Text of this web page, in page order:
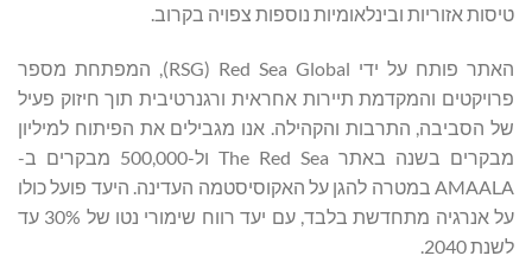
טיסות אזוריות ובינלאומיות נוספות צפויה בקרוב.
האתר פותח על ידי Red Sea Global ‏(RSG), המפתחת מספר
פרויקטים והמקדמת תיירות אחראית ורגנרטיבית תוך חיזוק פעיל
של הסביבה, התרבות והקהילה. אנו מגבילים את הפיתוח למיליון
מבקרים בשנה באתר The Red Sea ול-500,000 מבקרים ב-
AMAALA במטרה להגן על האקוסיסטמה העדינה. היעד פועל כולו
על אנרגיה מתחדשת בלבד, עם יעד רווח שימורי נטו של 30% עד
לשנת 2040.